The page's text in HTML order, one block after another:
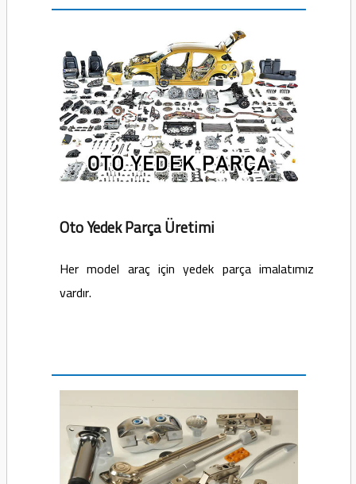
Oto Yedek Parça Üretimi
Her model araç için yedek parça imalatımız
vardır.